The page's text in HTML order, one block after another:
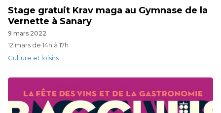
Stage gratuit Krav maga au Gymnase de la
Vernette à Sanary
9 mars 2022
12 mars de 14h à 17h
Culture et loisirs